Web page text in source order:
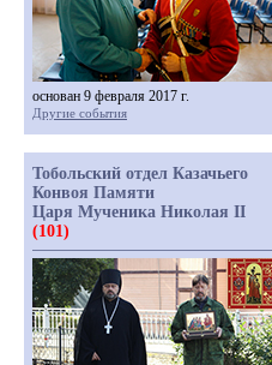
основан 9 февраля 2017 г.
Другие события
Тобольский отдел Казачьего
Конвоя Памяти
Царя Мученика Николая II
(101)